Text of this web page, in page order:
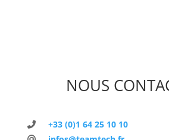
NOUS
+33 (0)1 64 25 10 10